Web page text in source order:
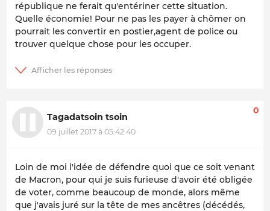
république ne ferait qu'entériner cette situation.
Quelle économie! Pour ne pas les payer à chômer on
pourrait les convertir en postier,agent de police ou
trouver quelque chose pour les occuper.
Tagadatsoin tsoin
09 juillet 2017 à 05:42:40
0
Loin de moi l'idée de défendre quoi que ce soit venant
de Macron, pour qui je suis furieuse d'avoir été obligée
de voter, comme beaucoup de monde, alors même
que j'avais juré sur la tête de mes ancêtres (décédés,